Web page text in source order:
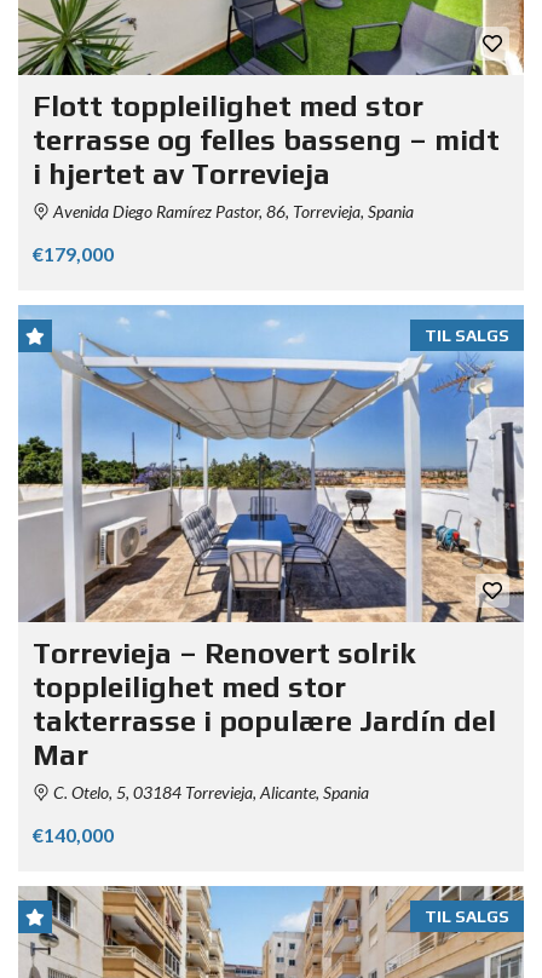
Flott toppleilighet med stor
terrasse og felles basseng – midt
i hjertet av Torrevieja
Avenida Diego Ramírez Pastor, 86, Torrevieja, Spania
€179,000
TIL SALGS
Torrevieja – Renovert solrik
toppleilighet med stor
takterrasse i populære Jardín del
Mar
C. Otelo, 5, 03184 Torrevieja, Alicante, Spania
€140,000
TIL SALGS